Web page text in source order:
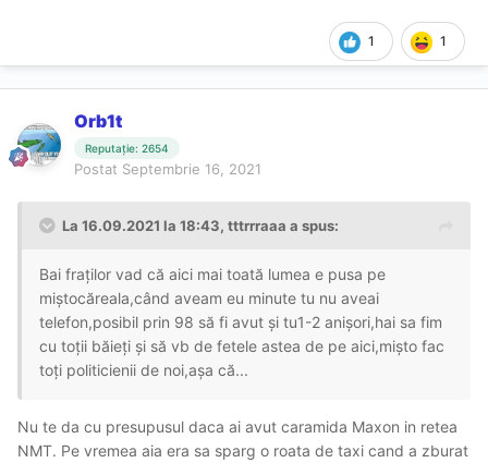
1 1
Orb1t
Reputație: 2654
Postat Septembrie 16, 2021
La 16.09.2021 la 18:43, tttrrraaa a spus:
Bai fraților vad că aici mai toată lumea e pusa pe
miștocăreala,când aveam eu minute tu nu aveai
telefon,posibil prin 98 să fi avut și tu1-2 anișori,hai sa fim
cu toții băieți și să vb de fetele astea de pe aici,mișto fac
toți politicienii de noi,așa că...
Nu te da cu presupusul daca ai avut caramida Maxon in retea
NMT. Pe vremea aia era sa sparg o roata de taxi cand a zburat